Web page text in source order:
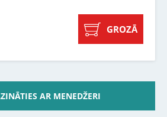
GROZĀ
AR MENEDŽERI